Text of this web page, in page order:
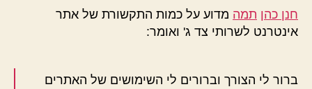
חנן כהן תמה מדוע על כמות התקשורת של אתר
אינטרנט לשרותי צד ג' ואומר:
ברור לי הצורך וברורים לי השימושים של האתרים